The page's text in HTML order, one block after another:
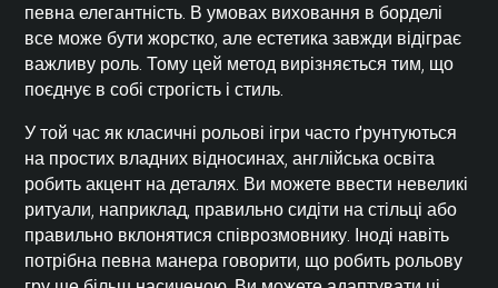
певна елегантність. В умовах виховання в борделі
все може бути жорстко, але естетика завжди відіграє
важливу роль. Тому цей метод вирізняється тим, що
поєднує в собі строгість і стиль.
У той час як класичні рольові ігри часто ґрунтуються
на простих владних відносинах, англійська освіта
робить акцент на деталях. Ви можете ввести невеликі
ритуали, наприклад, правильно сидіти на стільці або
правильно вклонятися співрозмовнику. Іноді навіть
потрібна певна манера говорити, що робить рольову